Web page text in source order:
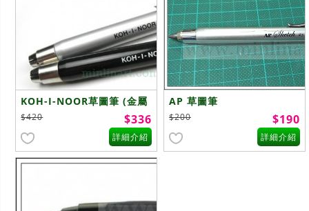
KOH-I-NOOR草圖筆 (金屬
桿筆)
$420 $336
詳細介紹
AP 草圖筆
$200 $190
詳細介紹